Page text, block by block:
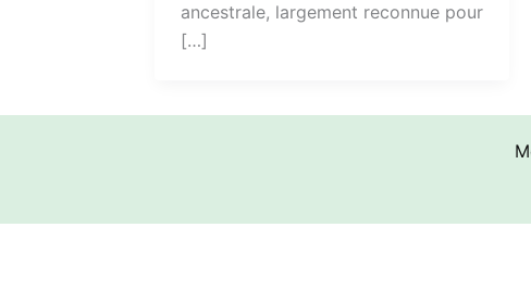
ancestrale, largement reconnue pour
[…]